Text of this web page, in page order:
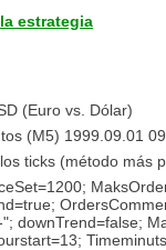
estrategia
(Euro vs. Dólar)
(M5) 1999.09.01
ticks (método más
downTrend=false;